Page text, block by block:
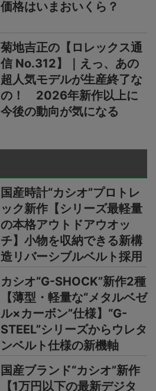
価格はいまおいくら？
菊地吉正の【ロレックス通
信 No.312】｜えっ、あの
超人気モデルが生産終了な
の！ 2026年新作以上に
今後の動向が気になる
国産時計“カシオ”プロトレ
ック新作【シリーズ最軽量
の本格アウトドアウオッ
チ】小物を収納できる新構
造リバーシブルベルト採用
カシオ“G-SHOCK”新作2種
【薄型・軽量な“メタルベゼ
ル×カーボン”仕様】“G-
STEEL”シリーズからウレタ
ンベルト仕様の新機軸
国産ブランド“カシオ”新作
【1万円以下の最新デジタ